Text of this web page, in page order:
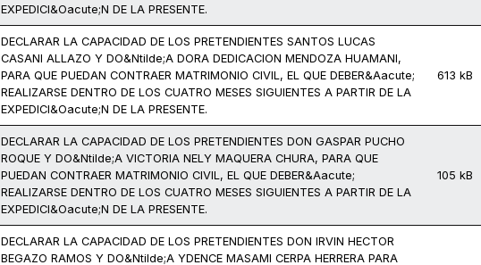
EXPEDICI&Oacute;N DE LA PRESENTE.
DECLARAR LA CAPACIDAD DE LOS PRETENDIENTES SANTOS LUCAS
CASANI ALLAZO Y DO&Ntilde;A DORA DEDICACION MENDOZA HUAMANI,
PARA QUE PUEDAN CONTRAER MATRIMONIO CIVIL, EL QUE DEBER&Aacute;
REALIZARSE DENTRO DE LOS CUATRO MESES SIGUIENTES A PARTIR DE LA
EXPEDICI&Oacute;N DE LA PRESENTE.
613 kB
DECLARAR LA CAPACIDAD DE LOS PRETENDIENTES DON GASPAR PUCHO
ROQUE Y DO&Ntilde;A VICTORIA NELY MAQUERA CHURA, PARA QUE
PUEDAN CONTRAER MATRIMONIO CIVIL, EL QUE DEBER&Aacute;
REALIZARSE DENTRO DE LOS CUATRO MESES SIGUIENTES A PARTIR DE LA
EXPEDICI&Oacute;N DE LA PRESENTE.
105 kB
DECLARAR LA CAPACIDAD DE LOS PRETENDIENTES DON IRVIN HECTOR
BEGAZO RAMOS Y DO&Ntilde;A YDENCE MASAMI CERPA HERRERA PARA